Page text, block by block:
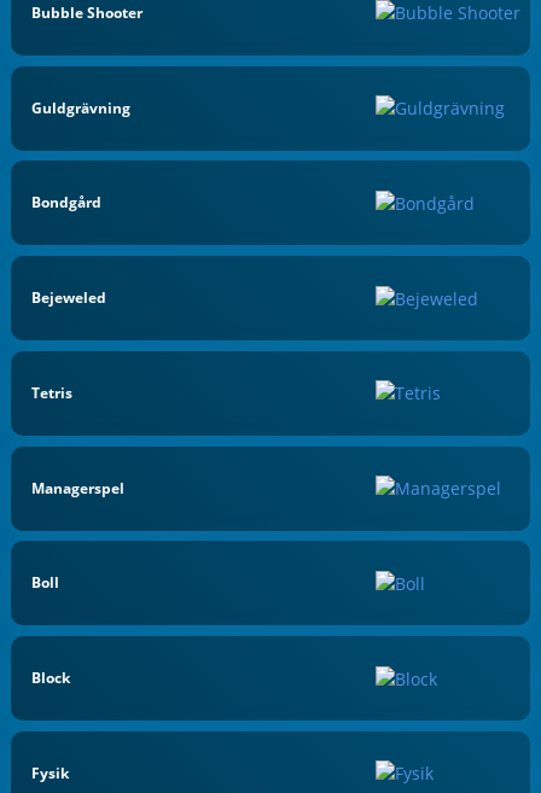
Bubble Shooter
Guldgrävning
Bondgård
Bejeweled
Tetris
Managerspel
Boll
Block
Fysik